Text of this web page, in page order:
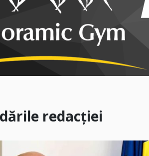
redacției